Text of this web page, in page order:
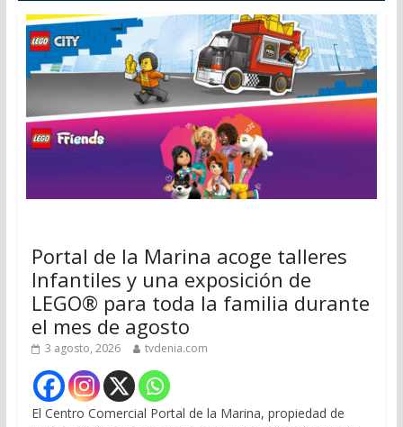
Portal de la Marina acoge talleres
Infantiles y una exposición de
LEGO® para toda la familia durante
el mes de agosto
3 agosto, 2026 tvdenia.com
El Centro Comercial Portal de la Marina, propiedad de